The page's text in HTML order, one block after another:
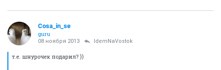
Cosa_in_se
guru
08 ноября 2013 IdemNaVostok
т.е. шнурочек подарил? ))